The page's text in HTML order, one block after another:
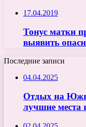
17.04.2019
Тонус матки
выявить
Последние записи
04.04.2025
Отдых на
лучшие места